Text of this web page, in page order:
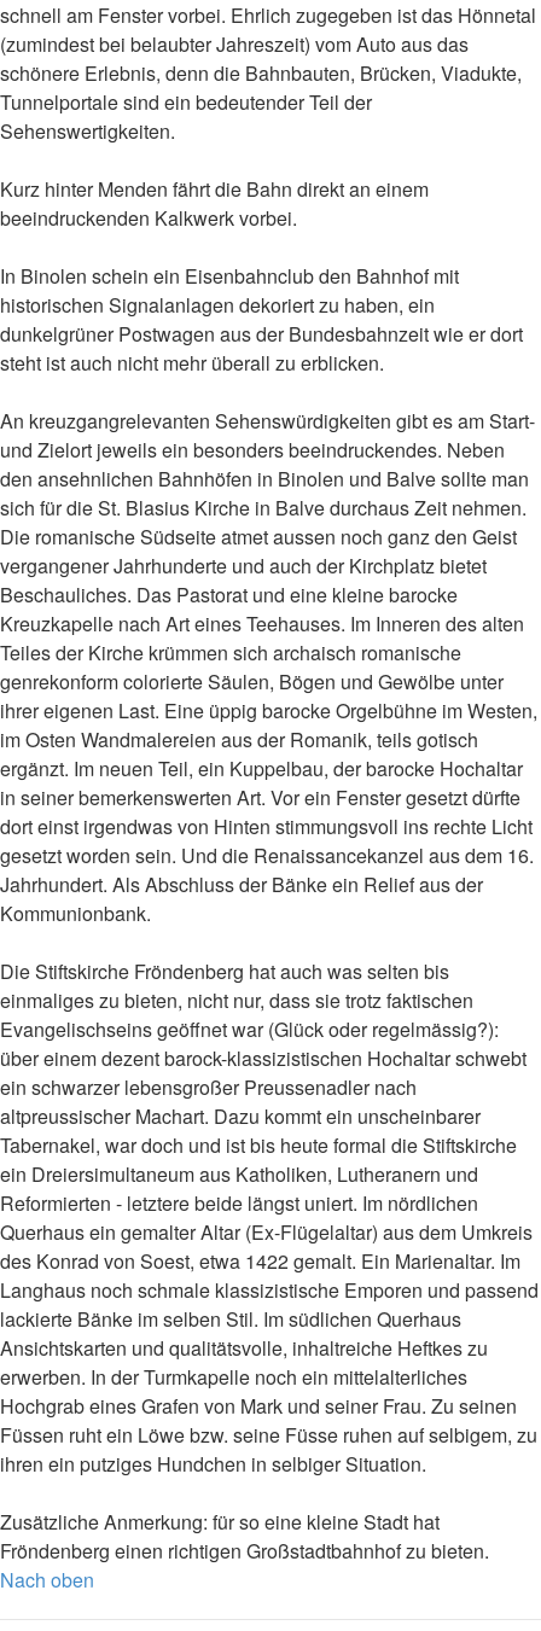
schnell am Fenster vorbei. Ehrlich zugegeben ist das Hönnetal
(zumindest bei belaubter Jahreszeit) vom Auto aus das
schönere Erlebnis, denn die Bahnbauten, Brücken, Viadukte,
Tunnelportale sind ein bedeutender Teil der
Sehenswertigkeiten.
Kurz hinter Menden fährt die Bahn direkt an einem
beeindruckenden Kalkwerk vorbei.
In Binolen schein ein Eisenbahnclub den Bahnhof mit
historischen Signalanlagen dekoriert zu haben, ein
dunkelgrüner Postwagen aus der Bundesbahnzeit wie er dort
steht ist auch nicht mehr überall zu erblicken.
An kreuzgangrelevanten Sehenswürdigkeiten gibt es am Start-
und Zielort jeweils ein besonders beeindruckendes. Neben
den ansehnlichen Bahnhöfen in Binolen und Balve sollte man
sich für die St. Blasius Kirche in Balve durchaus Zeit nehmen.
Die romanische Südseite atmet aussen noch ganz den Geist
vergangener Jahrhunderte und auch der Kirchplatz bietet
Beschauliches. Das Pastorat und eine kleine barocke
Kreuzkapelle nach Art eines Teehauses. Im Inneren des alten
Teiles der Kirche krümmen sich archaisch romanische
genrekonform colorierte Säulen, Bögen und Gewölbe unter
ihrer eigenen Last. Eine üppig barocke Orgelbühne im Westen,
im Osten Wandmalereien aus der Romanik, teils gotisch
ergänzt. Im neuen Teil, ein Kuppelbau, der barocke Hochaltar
in seiner bemerkenswerten Art. Vor ein Fenster gesetzt dürfte
dort einst irgendwas von Hinten stimmungsvoll ins rechte Licht
gesetzt worden sein. Und die Renaissancekanzel aus dem 16.
Jahrhundert. Als Abschluss der Bänke ein Relief aus der
Kommunionbank.
Die Stiftskirche Fröndenberg hat auch was selten bis
einmaliges zu bieten, nicht nur, dass sie trotz faktischen
Evangelischseins geöffnet war (Glück oder regelmässig?):
über einem dezent barock-klassizistischen Hochaltar schwebt
ein schwarzer lebensgroßer Preussenadler nach
altpreussischer Machart. Dazu kommt ein unscheinbarer
Tabernakel, war doch und ist bis heute formal die Stiftskirche
ein Dreiersimultaneum aus Katholiken, Lutheranern und
Reformierten - letztere beide längst uniert. Im nördlichen
Querhaus ein gemalter Altar (Ex-Flügelaltar) aus dem Umkreis
des Konrad von Soest, etwa 1422 gemalt. Ein Marienaltar. Im
Langhaus noch schmale klassizistische Emporen und passend
lackierte Bänke im selben Stil. Im südlichen Querhaus
Ansichtskarten und qualitätsvolle, inhaltreiche Heftkes zu
erwerben. In der Turmkapelle noch ein mittelalterliches
Hochgrab eines Grafen von Mark und seiner Frau. Zu seinen
Füssen ruht ein Löwe bzw. seine Füsse ruhen auf selbigem, zu
ihren ein putziges Hundchen in selbiger Situation.
Zusätzliche Anmerkung: für so eine kleine Stadt hat
Fröndenberg einen richtigen Großstadtbahnhof zu bieten.
Nach oben